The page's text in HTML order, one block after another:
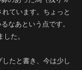
ています。ちょっと
なあという点です。
た。
たと書き、今は少し